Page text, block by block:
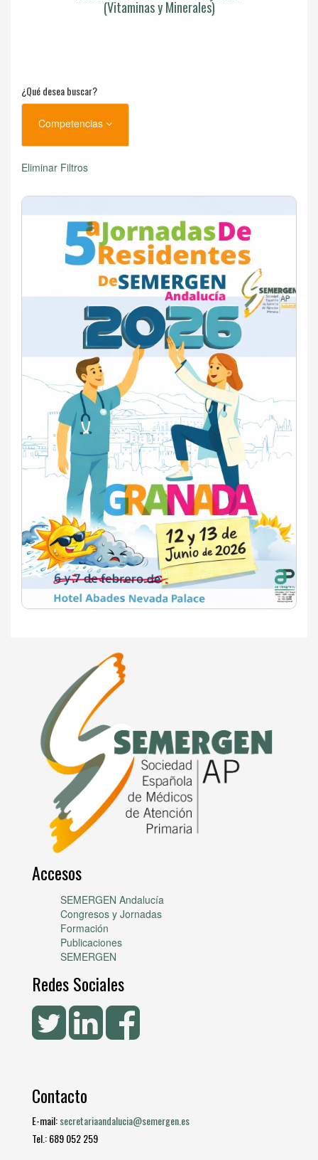
(Vitaminas y Minerales)
¿Qué desea buscar?
Competencias
Eliminar Filtros
Accesos
SEMERGEN Andalucía
Congresos y Jornadas
Formación
Publicaciones
SEMERGEN
Redes Sociales
Contacto
E-mail:secretariaandalucia@semergen.es
Tel.: 689 052 259